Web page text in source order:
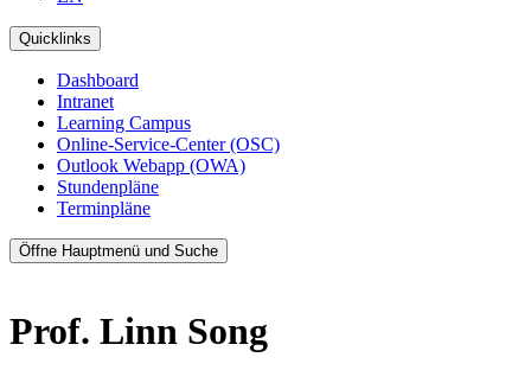
Quicklinks
Dashboard
Intranet
Learning Campus
Online-Service-Center (OSC)
Outlook Webapp (OWA)
Stundenpläne
Terminpläne
Öffne Hauptmenü und Suche
Prof. Linn Song